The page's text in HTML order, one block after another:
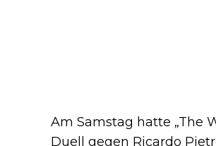
Am Samstag hatte „The
Duell gegen Ricardo